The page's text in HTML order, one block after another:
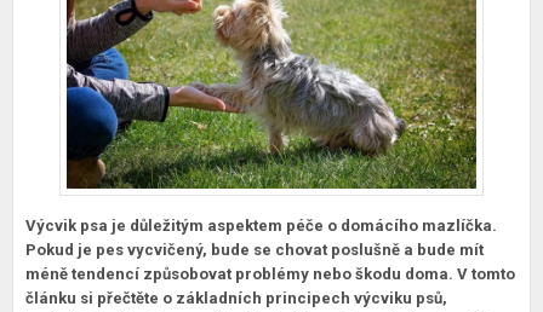
Výcvik psa je důležitým aspektem péče o domácího mazlíčka.
Pokud je pes vycvičený, bude se chovat poslušně a bude mít
méně tendencí způsobovat problémy nebo škodu doma. V tomto
článku si přečtěte o základních principech výcviku psů,